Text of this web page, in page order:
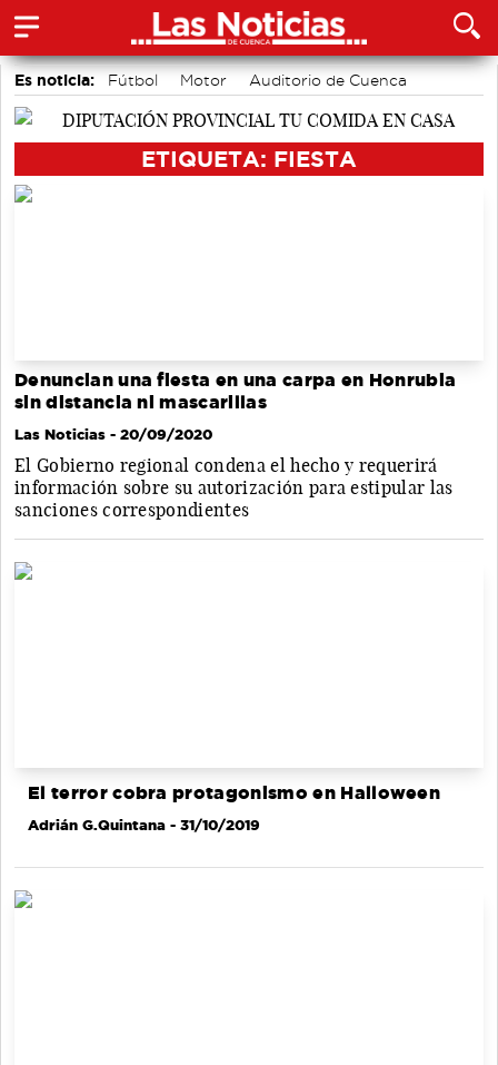
Es noticia: Fútbol Motor
Auditorio de Cuenca
Bádminton
Medio Ambiente
ETIQUETA: FIESTA
Denuncian una fiesta en una carpa en Honrubia
sin distancia ni mascarillas
Las Noticias - 20/09/2020
El Gobierno regional condena el hecho y requerirá
información sobre su autorización para estipular las
sanciones correspondientes
El terror cobra protagonismo en Halloween
Adrián G.Quintana - 31/10/2019